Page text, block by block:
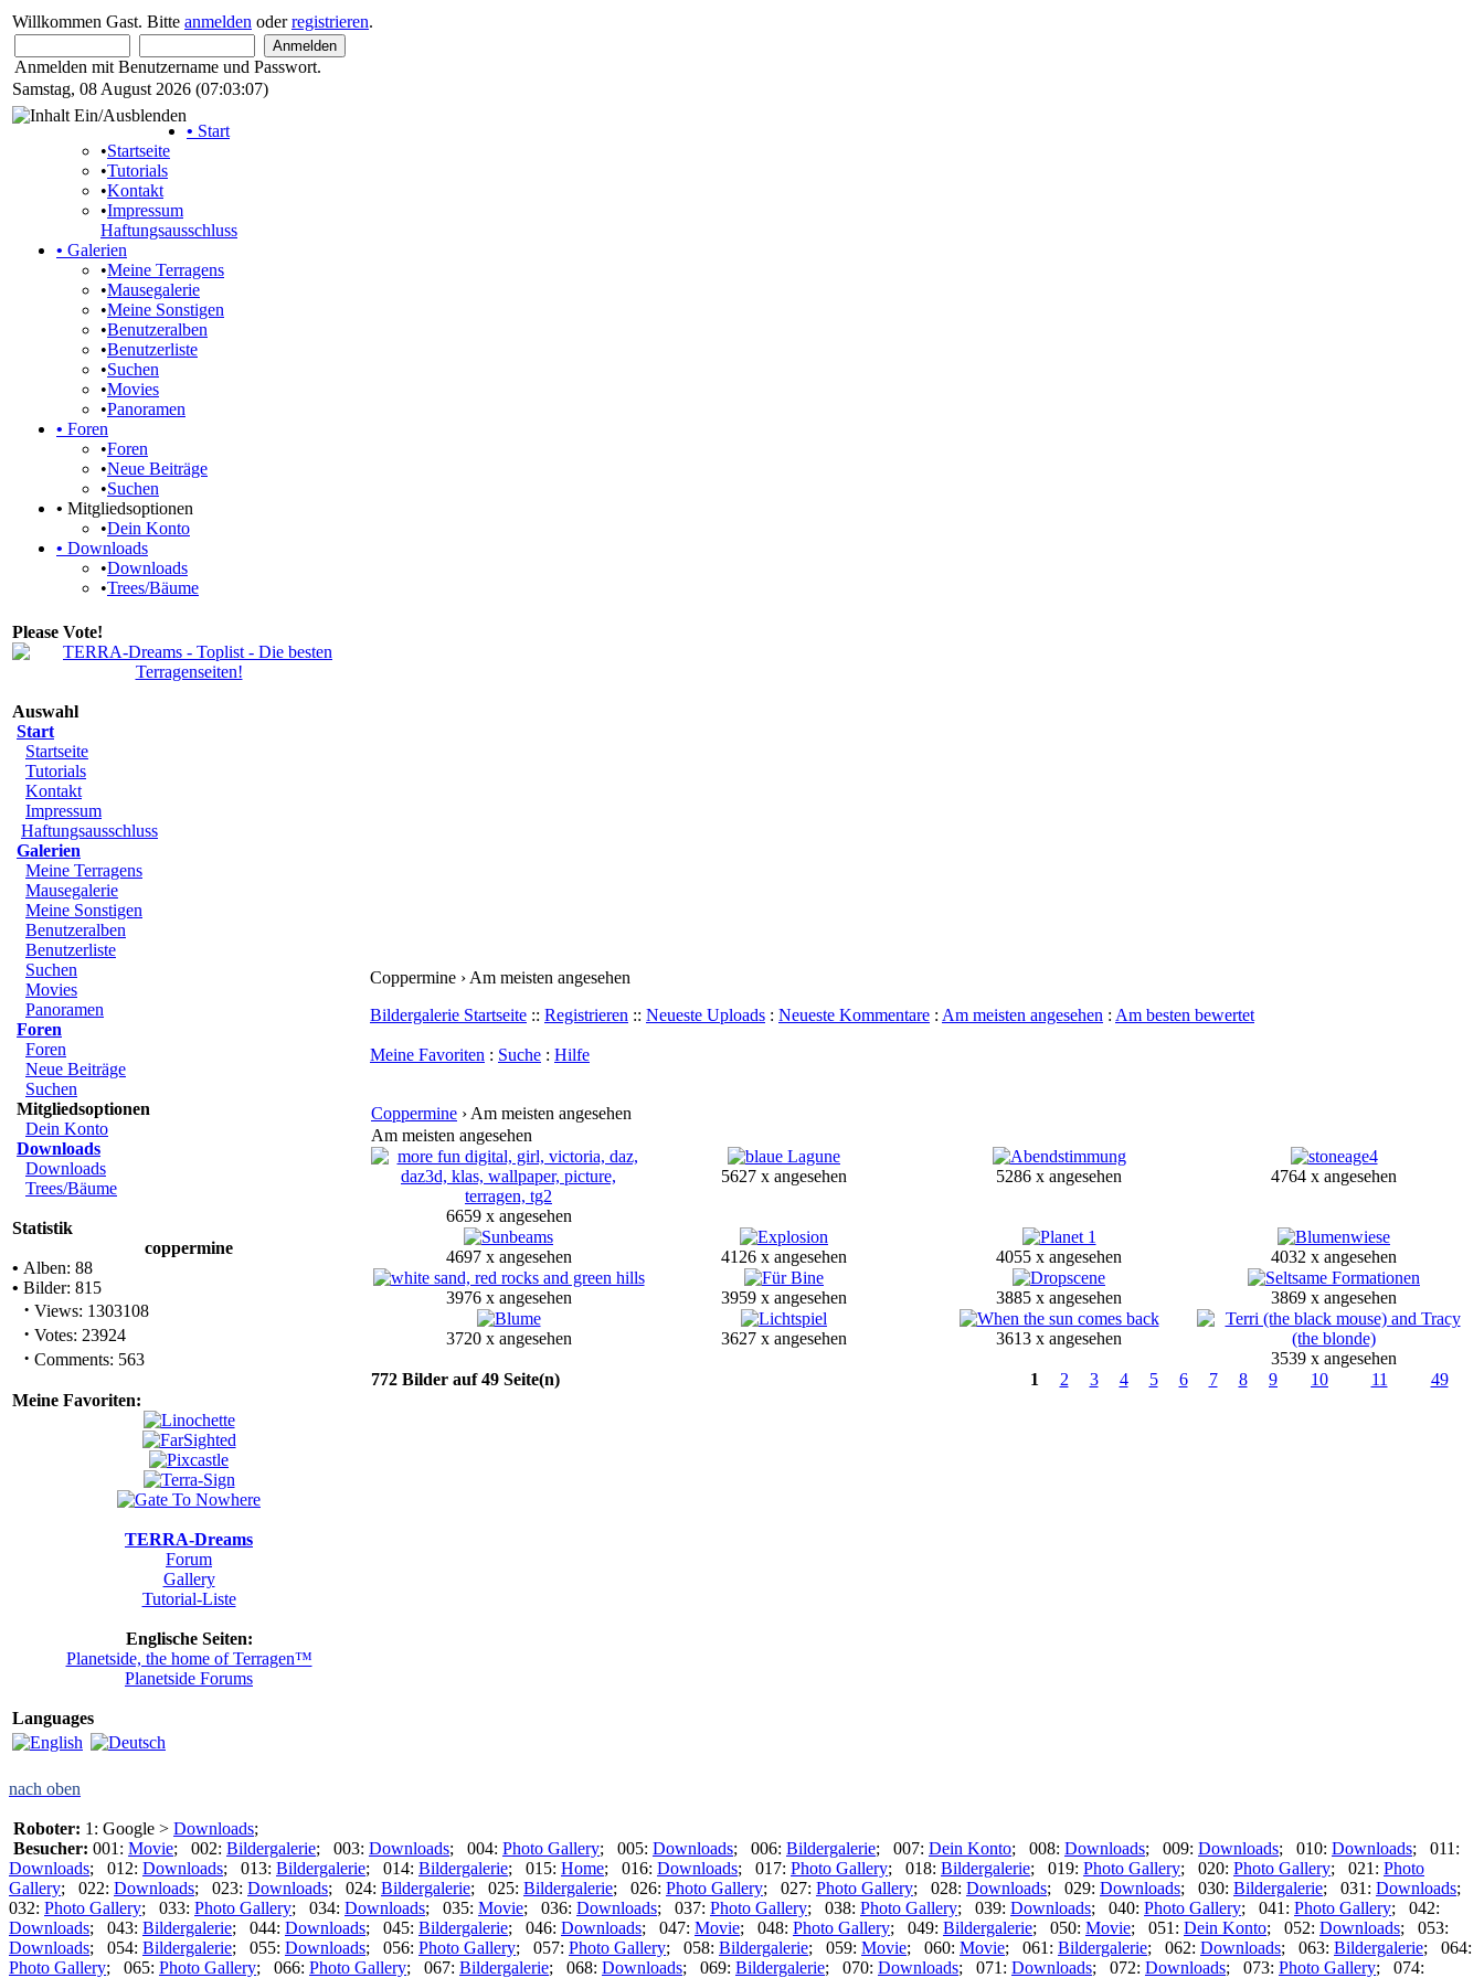
Willkommen Gast. Bitte anmelden oderregistrieren.
Anmelden mit Benutzername und Passwort.
Samstag, 08 August 2026 (07:03:07)
• Start
•Startseite
•Tutorials
•Kontakt
•Impressum
Haftungsausschluss
• Galerien
•Meine Terragens
•Mausegalerie
•Meine Sonstigen
•Benutzeralben
•Benutzerliste
•Suchen
•Movies
•Panoramen
• Foren
•Foren
•Neue Beiträge
•Suchen
• Mitgliedsoptionen
•Dein Konto
• Downloads
•Downloads
•Trees/Bäume
Please Vote!
Auswahl
Start
Startseite
Tutorials
Kontakt
Impressum
Haftungsausschluss
Galerien
Meine Terragens
Mausegalerie
Meine Sonstigen
Benutzeralben
Benutzerliste
Suchen
Movies
Panoramen
Foren
Foren
Neue Beiträge
Suchen
Mitgliedsoptionen
Dein Konto
Downloads
Downloads
Trees/Bäume
Statistik
coppermine
• Alben: 88
• Bilder: 815
· Views: 1303108
· Votes: 23924
· Comments: 563
Meine Favoriten:
TERRA-Dreams
Forum
Gallery
Tutorial-Liste
Englische Seiten:
Planetside, the home of Terragen™
Planetside Forums
Languages
Coppermine › Am meisten angesehen
Bildergalerie Startseite :: Registrieren :: Neueste Uploads : Neueste Kommentare : Am meisten angesehen : Am besten bewertet
Meine Favoriten : Suche : Hilfe
Coppermine › Am meisten angesehen
Am meisten angesehen
6659 x angesehen
5627 x angesehen 5286 x angesehen 4764 x angesehen
4697 x angesehen 4126 x angesehen 4055 x angesehen 4032 x angesehen
3976 x angesehen 3959 x angesehen 3885 x angesehen 3869 x angesehen
3720 x angesehen 3627 x angesehen
3613 x angesehen
3539 x angesehen
772 Bilder auf 49 Seite(n)
1 2 3 4 5 6 7 8 9 10 11 49
nach oben
Roboter: 1: Google > Downloads;
Besucher: 001: Movie; 002: Bildergalerie; 003: Downloads; 004: Photo Gallery; 005: Downloads; 006: Bildergalerie; 007: Dein Konto; 008: Downloads; 009: Downloads; 010: Downloads; 011:
Downloads; 012: Downloads; 013: Bildergalerie; 014: Bildergalerie; 015: Home; 016: Downloads; 017: Photo Gallery; 018: Bildergalerie; 019: Photo Gallery; 020: Photo Gallery; 021: Photo
Gallery; 022: Downloads; 023: Downloads; 024: Bildergalerie; 025: Bildergalerie; 026: Photo Gallery; 027: Photo Gallery; 028: Downloads; 029: Downloads; 030: Bildergalerie; 031: Downloads;
032: Photo Gallery; 033: Photo Gallery; 034: Downloads; 035: Movie; 036: Downloads; 037: Photo Gallery; 038: Photo Gallery; 039: Downloads; 040: Photo Gallery; 041: Photo Gallery; 042:
Downloads; 043: Bildergalerie; 044: Downloads; 045: Bildergalerie; 046: Downloads; 047: Movie; 048: Photo Gallery; 049: Bildergalerie; 050: Movie; 051: Dein Konto; 052: Downloads; 053:
Downloads; 054: Bildergalerie; 055: Downloads; 056: Photo Gallery; 057: Photo Gallery; 058: Bildergalerie; 059: Movie; 060: Movie; 061: Bildergalerie; 062: Downloads; 063: Bildergalerie; 064:
Photo Gallery; 065: Photo Gallery; 066: Photo Gallery; 067: Bildergalerie; 068: Downloads; 069: Bildergalerie; 070: Downloads; 071: Downloads; 072: Downloads; 073: Photo Gallery; 074: